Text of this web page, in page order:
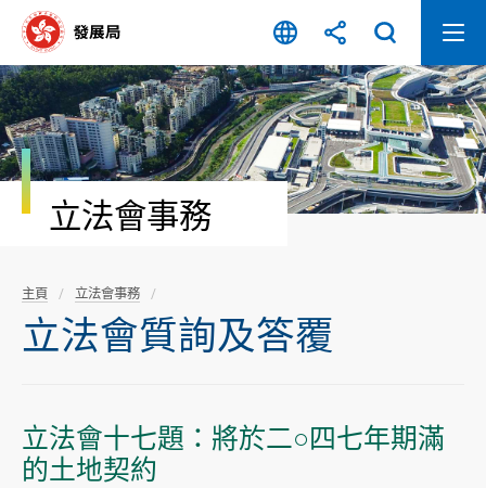
容
開
始
立法會事務
主頁 立法會事務
立法會質詢及答覆
立法會十七題：將於二○四七年期滿
的土地契約